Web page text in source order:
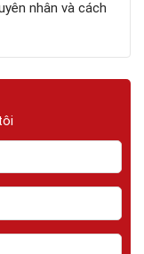
nhân và cách